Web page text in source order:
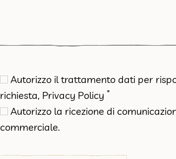
Autorizzo il trattamento dati per
richiesta, Privacy Policy *
Autorizzo la ricezione di
commerciale.